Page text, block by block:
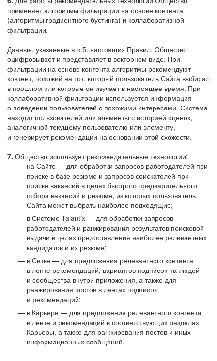
применяет алгоритмы фильтрации на основе контента
(алгоритмы градиентного бустинга) и коллаборативной
фильтрации.
Данные, указанные в п.5. настоящих Правил, Общество
оцифровывает и представляет в векторном виде. При
фильтрации на основе контента алгоритмы рекомендуют
контент, похожий на тот, который пользователь Сайта выбирал
в прошлом или которые он изучает в настоящее время. При
коллаборативной фильтрации используется информация
о поведении пользователей с похожими интересами. Система
находит пользователей или элементы с историей оценок,
аналогичной текущему пользователю или элементу,
и генерирует рекомендации на основании этой схожести.
7. Общество использует рекомендательные технологии:
на Сайте — для обработки запросов работодателей при
поиске в базе резюме и запросов соискателей при
поиске вакансий в целях быстрого предварительного
отбора вакансий и резюме, из которых пользователь
Сайта может выбрать наиболее подходящие;
в Системе Talantix — для обработки запросов
работодателей и ранжирования результатов поисковой
выдачи в целях предоставления наиболее релевантных
кандидатов и их резюме;
в Сетке — для предложения релевантного контента
в ленте рекомендаций, вариантов подписок на людей
и сообщества внутри приложения, а также для
ранжирования постов в лентах подписок
и рекомендаций;
в Карьере — для предложения релевантного контента
в ленте и рекомендаций в соответствующих разделах
Карьеры, а также для ранжирования постов и иных
информационных сообщений.